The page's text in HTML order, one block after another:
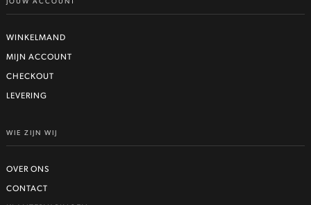
JOUW ACCOUNT
WINKELMAND
MIJN ACCOUNT
CHECKOUT
LEVERING
WIE ZIJN WIJ
OVER ONS
CONTACT